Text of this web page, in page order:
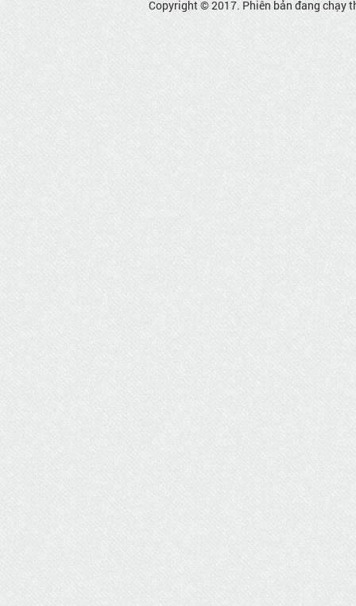
Copyright © 2017. Phiên bản đang chạy